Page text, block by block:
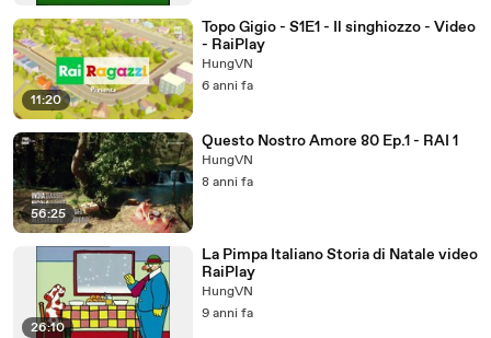
11:20
Topo Gigio - S1E1 - Il singhiozzo - Video
- RaiPlay
HungVN
6 anni fa
56:25
Questo Nostro Amore 80 Ep.1 - RAI 1
HungVN
8 anni fa
26:10
La Pimpa Italiano Storia di Natale video
RaiPlay
HungVN
9 anni fa